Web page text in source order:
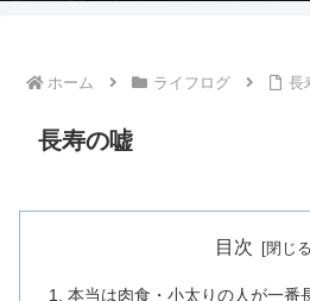
ホーム ライフログ 長
長寿の嘘
目次
本当は肉食・小太りの人が一番